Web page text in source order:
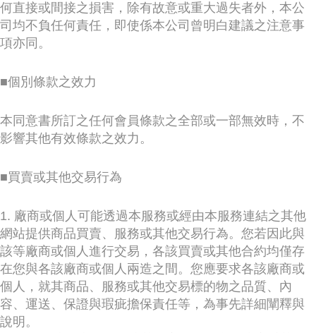
何直接或間接之損害，除有故意或重大過失者外，本公
司均不負任何責任，即使係本公司曾明白建議之注意事
項亦同。
■個別條款之效力
本同意書所訂之任何會員條款之全部或一部無效時，不
影響其他有效條款之效力。
■買賣或其他交易行為
1. 廠商或個人可能透過本服務或經由本服務連結之其他
網站提供商品買賣、服務或其他交易行為。您若因此與
該等廠商或個人進行交易，各該買賣或其他合約均僅存
在您與各該廠商或個人兩造之間。您應要求各該廠商或
個人，就其商品、服務或其他交易標的物之品質、內
容、運送、保證與瑕疵擔保責任等，為事先詳細闡釋與
說明。